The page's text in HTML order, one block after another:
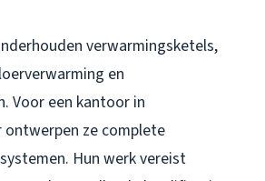
verwarmingsketels,
en
Voor een kantoor in
ontwerpen ze complete
Hun werk vereist